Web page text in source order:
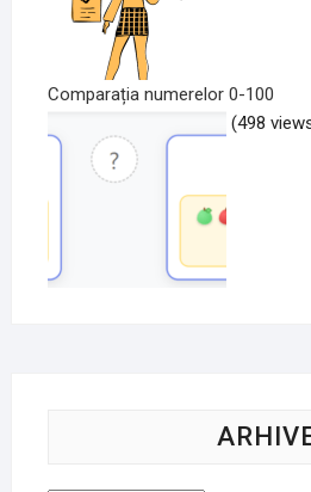
Comparația numerelor 0-100
(498